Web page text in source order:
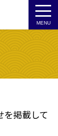
MENU
を掲載して